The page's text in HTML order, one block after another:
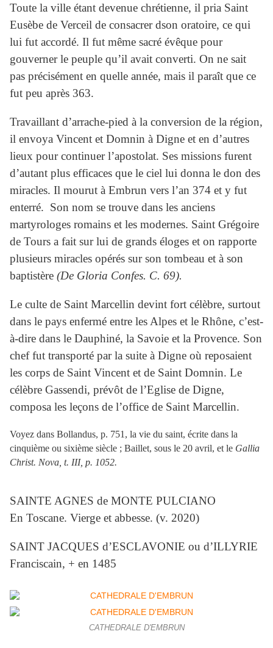
Toute la ville étant devenue chrétienne, il pria Saint
Eusèbe de Verceil de consacrer dson oratoire, ce qui
lui fut accordé. Il fut même sacré évêque pour
gouverner le peuple qu’il avait converti. On ne sait
pas précisément en quelle année, mais il paraît que ce
fut peu après 363.
Travaillant d’arrache-pied à la conversion de la région,
il envoya Vincent et Domnin à Digne et en d’autres
lieux pour continuer l’apostolat. Ses missions furent
d’autant plus efficaces que le ciel lui donna le don des
miracles. Il mourut à Embrun vers l’an 374 et y fut
enterré. Son nom se trouve dans les anciens
martyrologes romains et les modernes. Saint Grégoire
de Tours a fait sur lui de grands éloges et on rapporte
plusieurs miracles opérés sur son tombeau et à son
baptistère (De Gloria Confes. C. 69).
Le culte de Saint Marcellin devint fort célèbre, surtout
dans le pays enfermé entre les Alpes et le Rhône, c’est-
à-dire dans le Dauphiné, la Savoie et la Provence. Son
chef fut transporté par la suite à Digne où reposaient
les corps de Saint Vincent et de Saint Domnin. Le
célèbre Gassendi, prévôt de l’Eglise de Digne,
composa les leçons de l’office de Saint Marcellin.
Voyez dans Bollandus, p. 751, la vie du saint, écrite dans la
cinquième ou sixième siècle ; Baillet, sous le 20 avril, et le Gallia
Christ. Nova, t. III, p. 1052.
SAINTE AGNES de MONTE PULCIANO
En Toscane. Vierge et abbesse. (v. 2020)
SAINT JACQUES d’ESCLAVONIE ou d’ILLYRIE
Franciscain, + en 1485
CATHEDRALE D'EMBRUN